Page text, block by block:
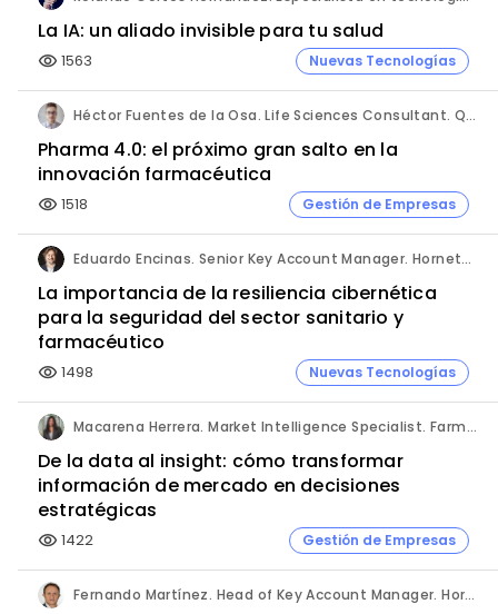
La IA: un aliado invisible para tu salud
visibility 1563 Nuevas Tecnologías
Héctor Fuentes de la Osa. Life Sciences Consultant. QbD Group.
Pharma 4.0: el próximo gran salto en la
innovación farmacéutica
visibility 1518 Gestión de Empresas
Eduardo Encinas. Senior Key Account Manager. Hornetsecurity en Iberia.
La importancia de la resiliencia cibernética
para la seguridad del sector sanitario y
farmacéutico
visibility 1498 Nuevas Tecnologías
Macarena Herrera. Market Intelligence Specialist. Farmaprojects (Polpharma Group).
De la data al insight: cómo transformar
información de mercado en decisiones
estratégicas
visibility 1422 Gestión de Empresas
Fernando Martínez. Head of Key Account Manager. Hornetsecurity.